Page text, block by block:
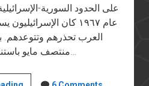
على الحدود السورية-
عام ١٩٦٧ كان
العرب تحذرهم
منتصف مايو باستنكار التهديدات الإسرائيلية…